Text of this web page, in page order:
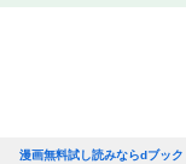
漫画無料試し読みならdブック